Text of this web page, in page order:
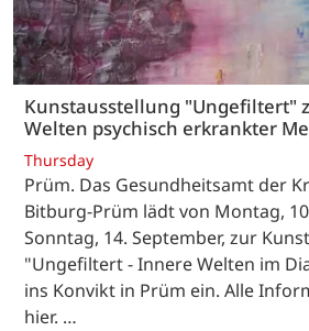
Kunstausstellung "Ungefiltert"
Welten psychisch erkrankter
Thursday
Prüm. Das Gesundheitsamt der
Bitburg-Prüm lädt von Montag,
Sonntag, 14. September, zur
"Ungefiltert - Innere Welten im
ins Konvikt in Prüm ein. Alle
hier. …